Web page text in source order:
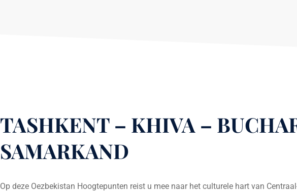
TASHKENT – KHIVA –
SAMARKAND
Op deze Oezbekistan Hoogtepunten reist u mee naar het culturele hart van